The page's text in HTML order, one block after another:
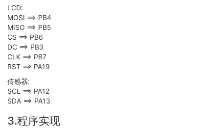
LCD:
MOSI ==> PB4
MISO ==> PB5
CS ==> PB6
DC ==> PB3
CLK ==> PB7
RST ==> PA19
传感器:
SCL ==> PA12
SDA ==> PA13
3.程序实现